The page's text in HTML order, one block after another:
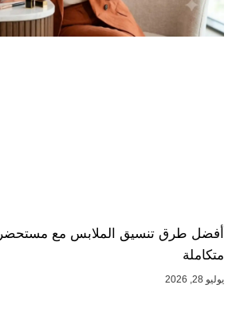
أفضل طرق تنسيق الملابس مع
متكاملة
يوليو 28, 2026